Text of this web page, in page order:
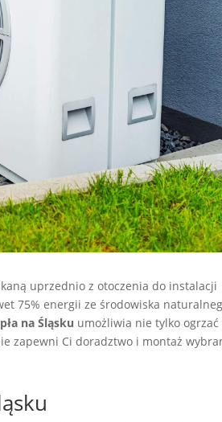
uprzednio z otoczenia do instalacji
75% energii ze środowiska
na Śląsku umożliwia nie tylko ogrzać
zapewni Ci doradztwo i montaż